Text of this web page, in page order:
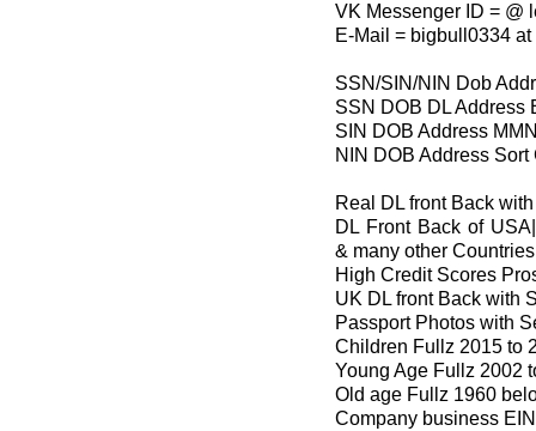
VK Messenger ID = @
E-Mail = bigbull0334
SSN/SIN/NIN Dob
SSN DOB DL Address
SIN DOB Address
NIN DOB Address
Real DL front Back
DL Front Back of
& many other Countries
High Credit Scores
UK DL front Back with
Passport Photos with
Children Fullz 2015 to
Young Age Fullz 2002
Old age Fullz 1960
Company business